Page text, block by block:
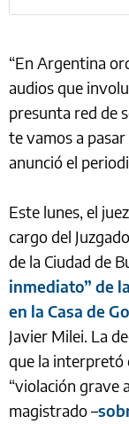
“En Argentina
audios que
presunta red de
te vamos a
anunció el
Este lunes, el juez
cargo del
de la Ciudad de
inmediato” de
en la Casa de
Javier Milei. La
que la interpretó
“violación grave
magistrado –